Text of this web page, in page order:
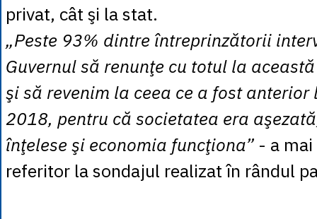
privat, cât şi la stat.
„Peste 93% dintre întreprinzătorii
Guvernul să renunţe cu totul la
şi să revenim la ceea ce a fost
2018, pentru că societatea era
înţelese şi economia funcţiona” - a
referitor la sondajul realizat în rândul